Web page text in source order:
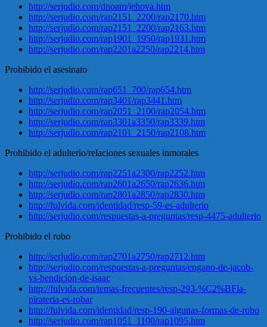
http://serjudio.com/dnoam/jehova.htm
http://serjudio.com/rap2151_2200/rap2170.htm
http://serjudio.com/rap2151_2200/rap2163.htm
http://serjudio.com/rap1901_1950/rap1931.htm
http://serjudio.com/rap2201a2250/rap2214.htm
Prohibido el asesinato
http://serjudio.com/rap651_700/rap654.htm
http://serjudio.com/rap3401/rap3441.htm
http://serjudio.com/rap2051_2100/rap2054.htm
http://serjudio.com/rap3301a3350/rap3339.htm
http://serjudio.com/rap2101_2150/rap2108.htm
Prohibido el adulterio/relaciones sexuales inmorales
http://serjudio.com/rap2251a2300/rap2252.htm
http://serjudio.com/rap2601a2650/rap2636.htm
http://serjudio.com/rap2801a2850/rap2830.htm
http://fulvida.com/identidad/resp-59-es-adulterio
http://serjudio.com/respuestas-a-preguntas/resp-4475-adulterio
Prohibido el robo
http://serjudio.com/rap2701a2750/rap2712.htm
http://serjudio.com/respuestas-a-preguntas/engano-de-jacob-
vs-bendicion-de-isaac
http://fulvida.com/temas-frecuentes/resp-293-%C2%BFla-
pirateria-es-robar
http://fulvida.com/identidad/resp-190-algunas-formas-de-robo
http://serjudio.com/rap1051_1100/rap1095.htm